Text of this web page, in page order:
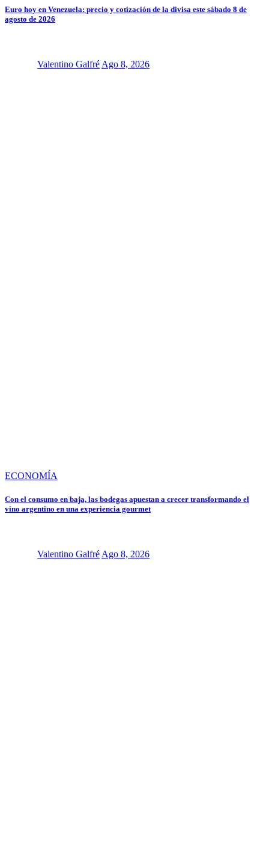
Euro hoy en Venezuela: precio y cotización de la divisa este sábado 8 de
agosto de 2026
Valentino Galfré Ago 8, 2026
ECONOMÍA
Con el consumo en baja, las bodegas apuestan a crecer transformando el
vino argentino en una experiencia gourmet
Valentino Galfré Ago 8, 2026